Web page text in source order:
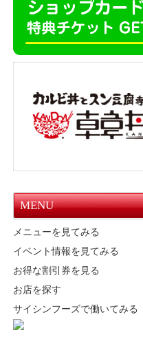
MENU
メニューを見てみる
イベント情報を見てみる
お得な割引券を見る
お店を探す
サイシンフーズで働いてみる